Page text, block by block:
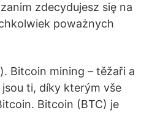
zdecydujesz się na
poważnych
Bitcoin mining – těžaři a
ti, díky kterým vše
Bitcoin (BTC) je